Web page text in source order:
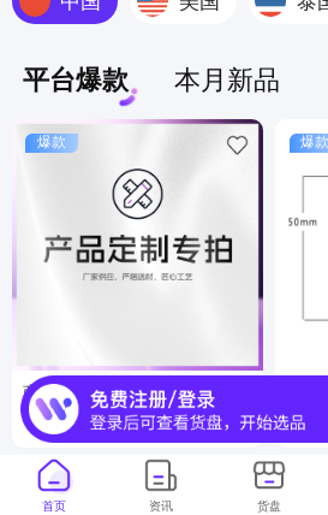
平台爆款 本月新品
爆款
商品定制服务
月销 6000000+
爆款
工
首页 资讯 货盘